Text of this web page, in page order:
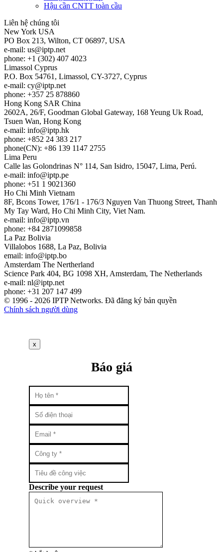
Hậu cần CNTT toàn cầu
Liên hệ chúng tôi
New York USA
PO Box 213, Wilton, CT 06897, USA
e-mail: us
iptp.net
phone: +1 (302) 407 4023
Limassol Cyprus
P.O. Box 54761, Limassol, CY-3727, Cyprus
e-mail: cy
iptp.net
phone: +357 25 878860
Hong Kong SAR China
2602A, 26/F, Goodman Global Gateway, 168 Yeung Uk Road,
Tsuen Wan, Hong Kong
e-mail: info
iptp.hk
phone: +852 24 383 217
phone(CN): +86 139 1147 2755
Lima Peru
Calle las Golondrinas N° 114, San Isidro, 15047, Lima, Perú.
e-mail: info
iptp.pe
phone: +51 1 9021360
Ho Chi Minh Vietnam
8F, Bcons Tower, 176/1 - 176/3 Nguyen Van Thuong Street, Thanh
My Tay Ward, Ho Chi Minh City, Viet Nam.
e-mail: info
iptp.vn
phone: +84 2871099858
La Paz Bolivia
Villalobos 1688, La Paz, Bolivia
email: info
iptp.bo
Amsterdam The Nertherland
Science Park 404, BG 1098 XH, Amsterdam, The Netherlands
e-mail: nl
iptp.net
phone: +31 207 147 499
© 1996 - 2026 IPTP Networks. Đã đăng ký bản quyền
Chính sách người dùng
x
Báo giá
Describe your request